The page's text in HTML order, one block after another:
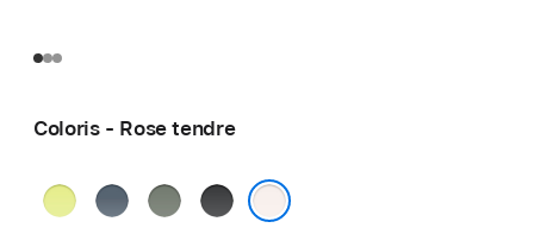
Coloris - Rose tendre
JauneBleu
Gris
Noir